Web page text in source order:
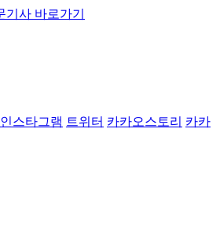
기사 바로가기
인스타그램 트위터 카카오스토리 카카